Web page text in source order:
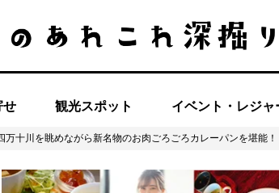
せ 観光スポット イベント・レジャ
万十川を眺めながら新名物のお肉ごろごろカレーパンを堪能